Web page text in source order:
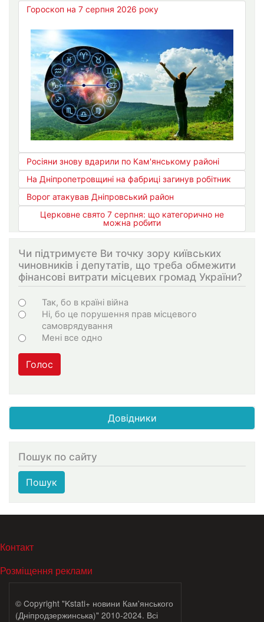
Гороскоп на 7 серпня 2026 року
Росіяни знову вдарили по Кам'янському районі
На Дніпропетровщині на фабриці загинув робітник
Ворог атакував Дніпровський район
Церковне свято 7 серпня: що категорично не
можна робити
Чи підтримуєте Ви точку зору київських
чиновників і депутатів, що треба обмежити
фінансові витрати місцевих громад України?
Choices
Так, бо в країні війна
Ні, бо це порушення прав місцевого
самоврядування
Мені все одно
Голос
Довідники
Пошук по сайту
Пошук
МЕНЮ В ПОДВАЛЕ
Контакт
Розміщення реклами
© Copyright "Kstati+ новини Кам'янського
(Дніпродзержинська)" 2010-2024. Всі